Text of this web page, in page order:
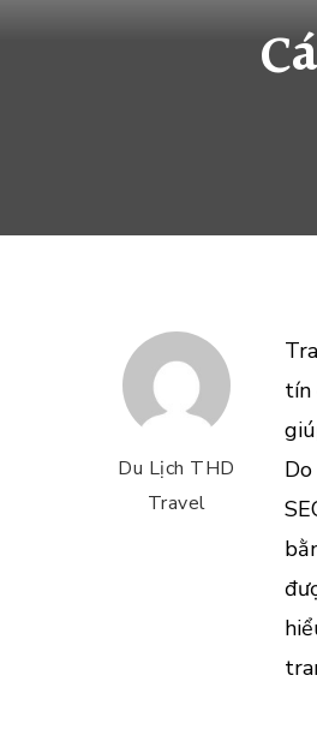
Du Lịch THD
Travel
tín